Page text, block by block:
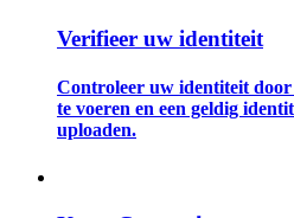
Verifieer uw identiteit
Controleer uw identiteit door
te voeren en een geldig
uploaden.